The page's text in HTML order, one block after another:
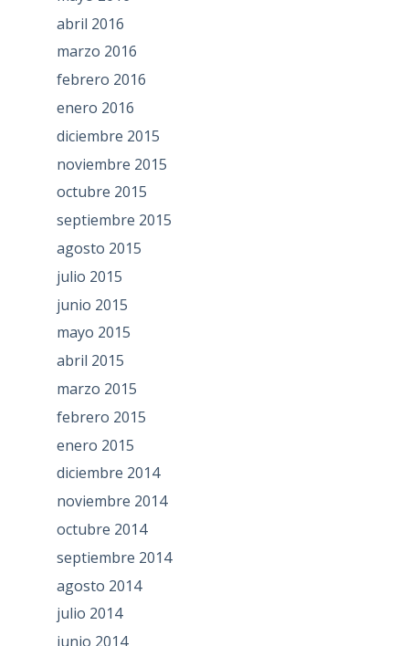
abril 2016
marzo 2016
febrero 2016
enero 2016
diciembre 2015
noviembre 2015
octubre 2015
septiembre 2015
agosto 2015
julio 2015
junio 2015
mayo 2015
abril 2015
marzo 2015
febrero 2015
enero 2015
diciembre 2014
noviembre 2014
octubre 2014
septiembre 2014
agosto 2014
julio 2014
junio 2014